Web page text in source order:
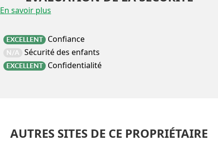
En savoir plus
EXCELLENT Confiance
N/A Sécurité des enfants
EXCELLENT Confidentialité
AUTRES SITES DE CE PROPRIÉTAIRE